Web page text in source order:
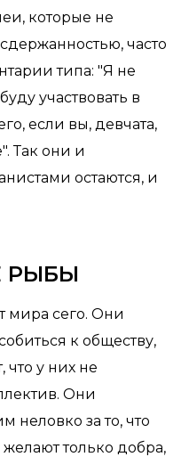
которые не
часто
типа: "Я не
участвовать в
если вы, девчата,
Так они и
остаются, и
РЫБЫ
мира сего. Они
к обществу,
что у них не
Они
неловко за то, что
только добра,